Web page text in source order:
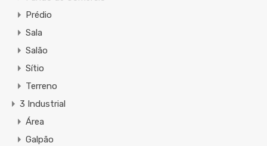
Prédio
Sala
Salão
Sítio
Terreno
3 Industrial
Área
Galpão